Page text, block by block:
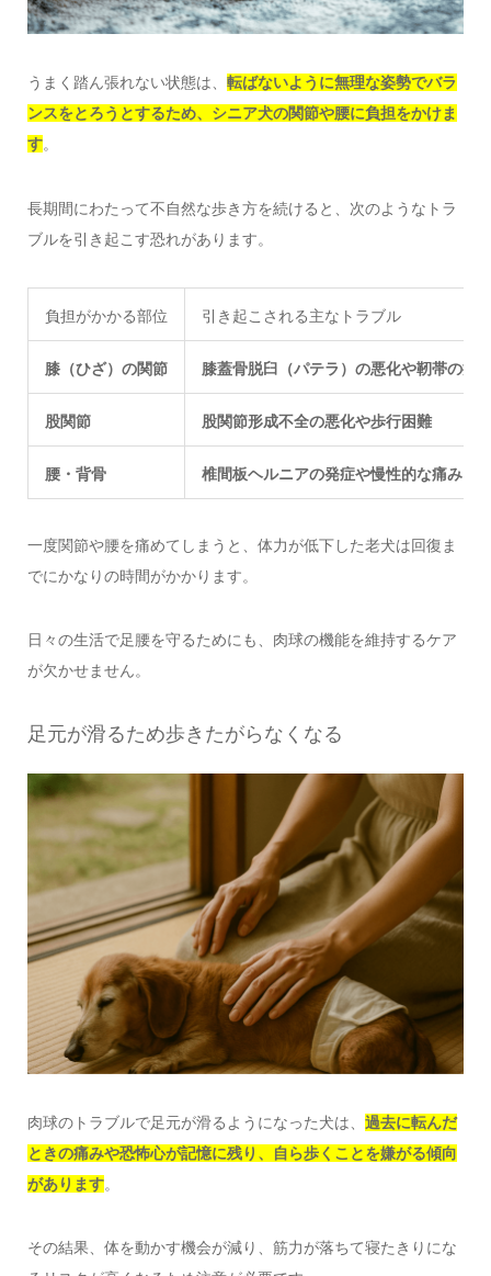
うまく踏ん張れない状態は、 転ばないように無理な姿勢でバラ
ンスをとろうとするため、シニア犬の関節や腰に負担をかけま
す。
長期間にわたって不自然な歩き方を続けると、次のようなトラ
ブルを引き起こす恐れがあります。
負担がかかる部位 引き起こされる主なトラブル
膝（ひざ）の関節 膝蓋骨脱臼（パテラ）の悪化や靭帯の損
股関節 股関節形成不全の悪化や歩行困難
腰・背骨 椎間板ヘルニアの発症や慢性的な痛み
一度関節や腰を痛めてしまうと、体力が低下した老犬は回復ま
でにかなりの時間がかかります。
日々の生活で足腰を守るためにも、肉球の機能を維持するケア
が欠かせません。
足元が滑るため歩きたがらなくなる
肉球のトラブルで足元が滑るようになった犬は、 過去に転んだ
ときの痛みや恐怖心が記憶に残り、自ら歩くことを嫌がる傾向
があります。
その結果、体を動かす機会が減り、筋力が落ちて寝たきりにな